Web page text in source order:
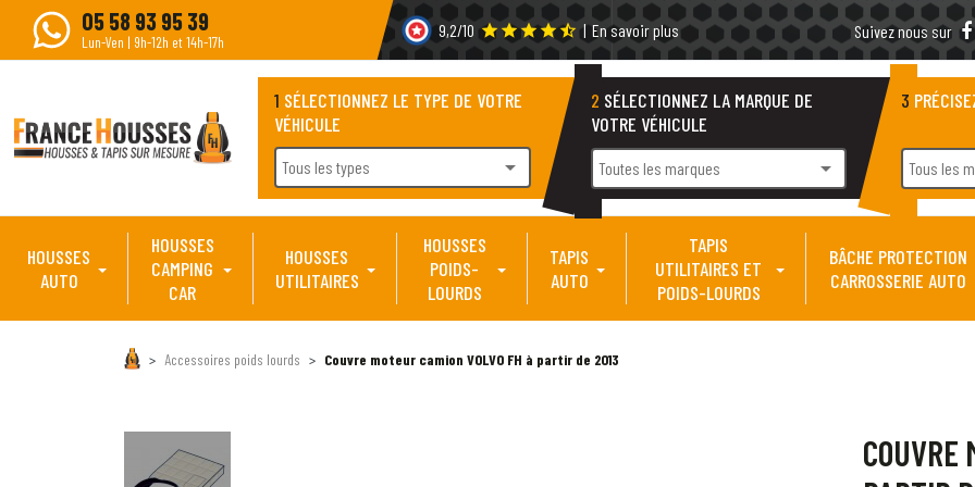
05 58 93 95 39
Lun-Ven | 9h-12h et 14h-17h
9,2/10 star starstarstarstar_half | En savoir plus Suivez nous sur
1 SÉLECTIONNEZ LE TYPE DE VOTRE
VÉHICULE
Tous les types arrow_drop_down
2 SÉLECTIONNEZ LA MARQUE DE
VOTRE VÉHICULE
Toutes les marques arrow_drop_down
3
Tous les
HOUSSES
AUTO
HOUSSES
CAMPING
CAR
HOUSSES
UTILITAIRES
HOUSSES
POIDS-
LOURDS
TAPIS
AUTO
TAPIS
UTILITAIRES ET
POIDS-LOURDS
BÂCHE PROTECTION
CARROSSERIE AUTO
Accessoires poids lourds Couvre moteur camion VOLVO FH à partir de 2013
COUVRE